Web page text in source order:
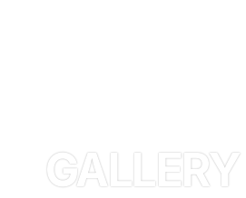
GALLERY